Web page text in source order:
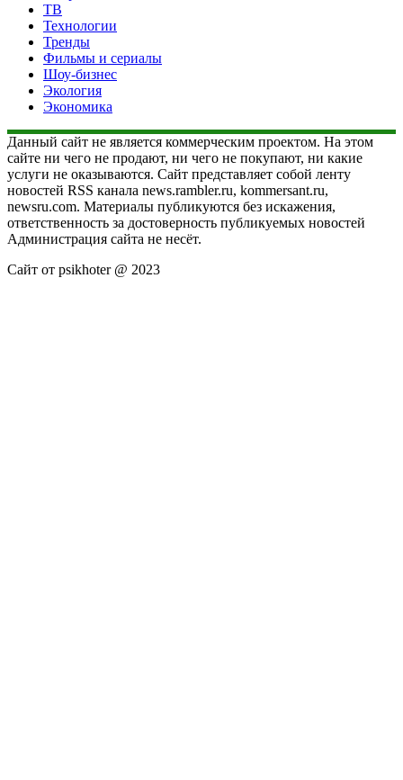
ТВ
Технологии
Тренды
Фильмы и сериалы
Шоу-бизнес
Экология
Экономика
Данный сайт не является коммерческим проектом. На этом
сайте ни чего не продают, ни чего не покупают, ни какие
услуги не оказываются. Сайт представляет собой ленту
новостей RSS канала news.rambler.ru, kommersant.ru,
newsru.com. Материалы публикуются без искажения,
ответственность за достоверность публикуемых новостей
Администрация сайта не несёт.
Сайт от psikhoter @ 2023